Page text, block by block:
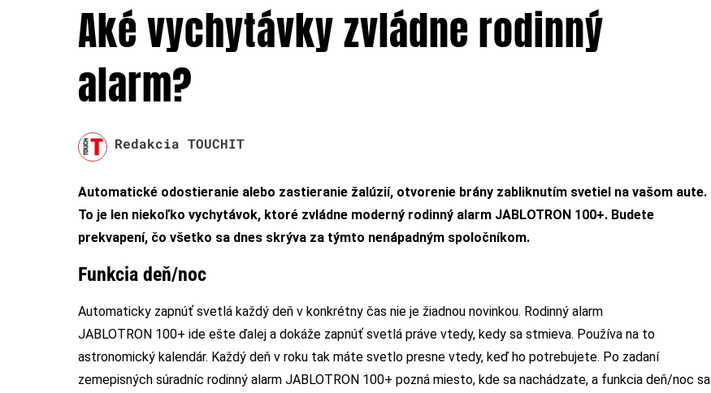
Aké vychytávky zvládne rodinný
alarm?
Redakcia TOUCHIT
Automatické odostieranie alebo zastieranie žalúzií, otvorenie brány zabliknutím svetiel na vašom aute.
To je len niekoľko vychytávok, ktoré zvládne moderný rodinný alarm JABLOTRON 100+. Budete
prekvapení, čo všetko sa dnes skrýva za týmto nenápadným spoločníkom.
Funkcia deň/noc
Automaticky zapnúť svetlá každý deň v konkrétny čas nie je žiadnou novinkou. Rodinný alarm
JABLOTRON 100+ ide ešte ďalej a dokáže zapnúť svetlá práve vtedy, kedy sa stmieva. Používa na to
astronomický kalendár. Každý deň v roku tak máte svetlo presne vtedy, keď ho potrebujete. Po zadaní
zemepisných súradníc rodinný alarm JABLOTRON 100+ pozná miesto, kde sa nachádzate, a funkcia deň/noc sa